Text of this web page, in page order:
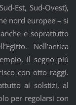
Est, Sud-Ovest),
nord europee – si
e soprattutto
Nell’antica
il segno più
con otto raggi.
ai solstizi, al
per regolarsi con